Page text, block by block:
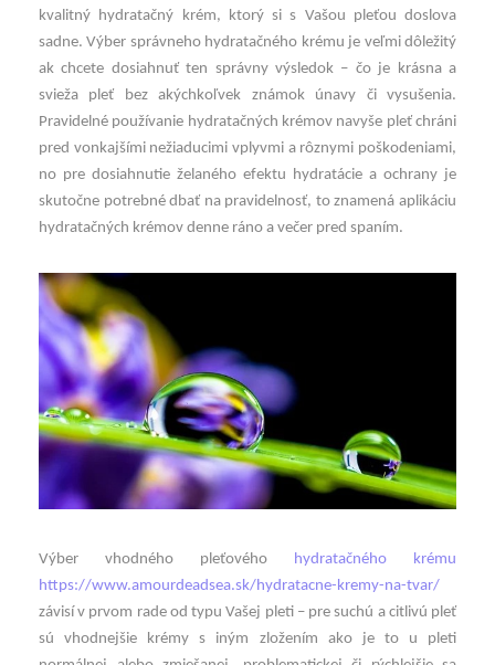
kvalitný hydratačný krém, ktorý si s Vašou pleťou doslova
sadne. Výber správneho hydratačného krému je veľmi dôležitý
ak chcete dosiahnuť ten správny výsledok – čo je krásna a
svieža pleť bez akýchkoľvek známok únavy či vysušenia.
Pravidelné používanie hydratačných krémov navyše pleť chráni
pred vonkajšími nežiaducimi vplyvmi a rôznymi poškodeniami,
no pre dosiahnutie želaného efektu hydratácie a ochrany je
skutočne potrebné dbať na pravidelnosť, to znamená aplikáciu
hydratačných krémov denne ráno a večer pred spaním.
Výber vhodného pleťového hydratačného krému
https://www.amourdeadsea.sk/hydratacne-kremy-na-tvar/
závisí v prvom rade od typu Vašej pleti – pre suchú a citlivú pleť
sú vhodnejšie krémy s iným zložením ako je to u pleti